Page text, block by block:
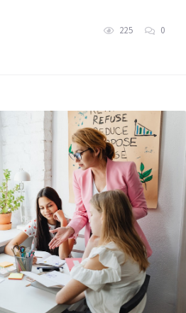
225 0